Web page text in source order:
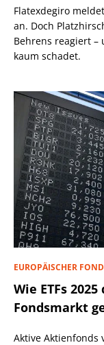
Flatexdegiro
an. Doch
Behrens reagiert –
kaum schadet.
EUROPÄISCHER
Wie ETFs
Fondsmarkt
Aktive Aktienfonds